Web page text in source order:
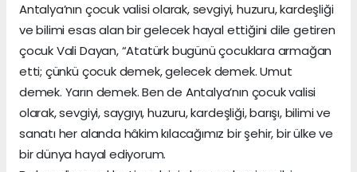
Antalya’nın çocuk valisi olarak, sevgiyi, huzuru, kardeşliği
ve bilimi esas alan bir gelecek hayal ettiğini dile getiren
çocuk Vali Dayan, “Atatürk bugünü çocuklara armağan
etti; çünkü çocuk demek, gelecek demek. Umut
demek. Yarın demek. Ben de Antalya’nın çocuk valisi
olarak, sevgiyi, saygıyı, huzuru, kardeşliği, barışı, bilimi ve
sanatı her alanda hâkim kılacağımız bir şehir, bir ülke ve
bir dünya hayal ediyorum.